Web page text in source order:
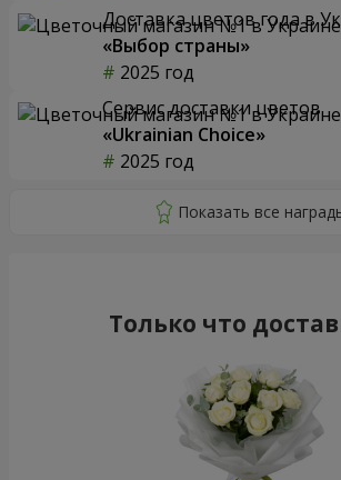
Доставка цветов года в
«Выбор страны»
2025 год
Сервис доставки цветов
«Ukrainian Choice»
2025 год
Только что